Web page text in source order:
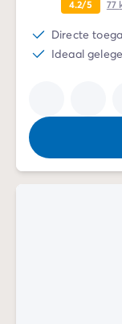
4.2/5 77
Directe
Ideaal